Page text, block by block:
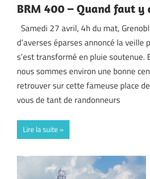
BRM 400 – Quand faut
Samedi 27 avril, 4h du mat,
d’averses éparses annoncé la veille
s’est transformé en pluie soutenue.
nous sommes environ une bonne
retrouver sur cette fameuse place
vous de tant de randonneurs
Lire la suite